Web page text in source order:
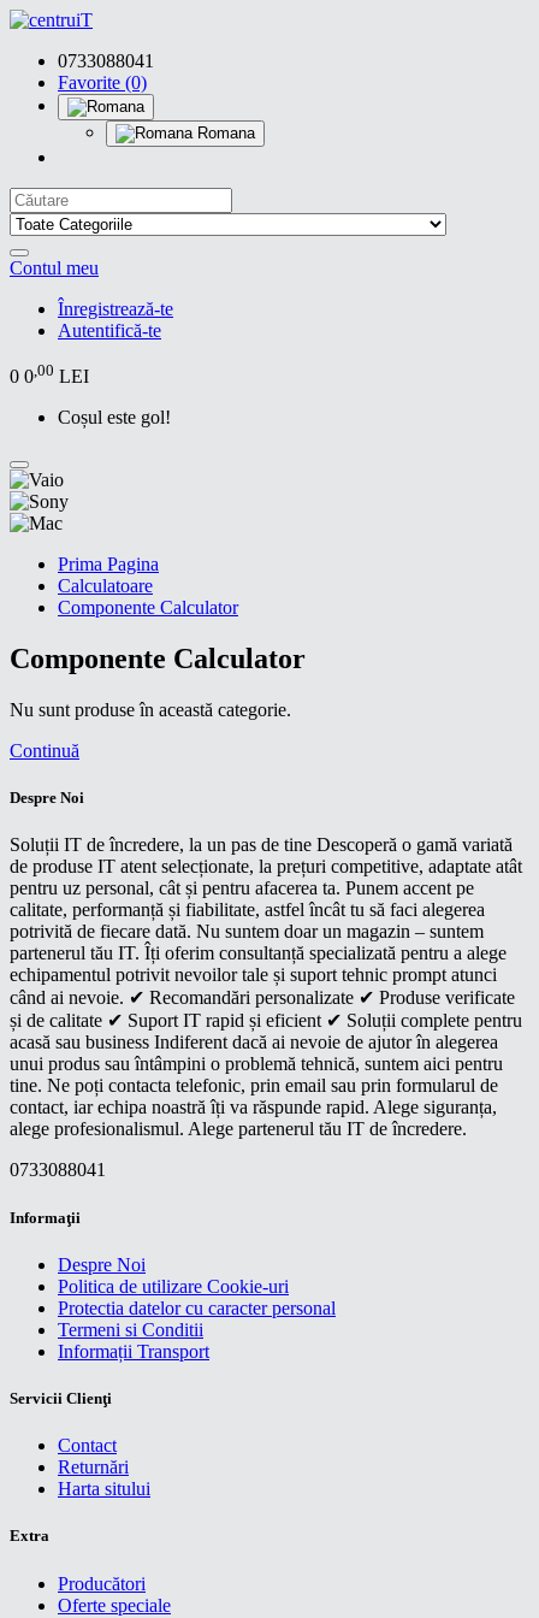
0733088041
Favorite (0)
Romana
Contul meu
Înregistrează-te
Autentifică-te
0 0,00 LEI
Coșul este gol!
Prima Pagina
Calculatoare
Componente Calculator
Componente Calculator
Nu sunt produse în această categorie.
Continuă
Despre Noi
Soluții IT de încredere, la un pas de tine Descoperă o gamă variată
de produse IT atent selecționate, la prețuri competitive, adaptate atât
pentru uz personal, cât și pentru afacerea ta. Punem accent pe
calitate, performanță și fiabilitate, astfel încât tu să faci alegerea
potrivită de fiecare dată. Nu suntem doar un magazin – suntem
partenerul tău IT. Îți oferim consultanță specializată pentru a alege
echipamentul potrivit nevoilor tale și suport tehnic prompt atunci
când ai nevoie. ✔ Recomandări personalizate ✔ Produse verificate
și de calitate ✔ Suport IT rapid și eficient ✔ Soluții complete pentru
acasă sau business Indiferent dacă ai nevoie de ajutor în alegerea
unui produs sau întâmpini o problemă tehnică, suntem aici pentru
tine. Ne poți contacta telefonic, prin email sau prin formularul de
contact, iar echipa noastră îți va răspunde rapid. Alege siguranța,
alege profesionalismul. Alege partenerul tău IT de încredere.
0733088041
Informaţii
Despre Noi
Politica de utilizare Cookie-uri
Protectia datelor cu caracter personal
Termeni si Conditii
Informații Transport
Servicii Clienţi
Contact
Returnări
Harta sitului
Extra
Producători
Oferte speciale